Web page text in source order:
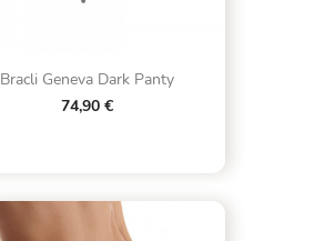
Bracli Geneva Dark Panty
74,90 €